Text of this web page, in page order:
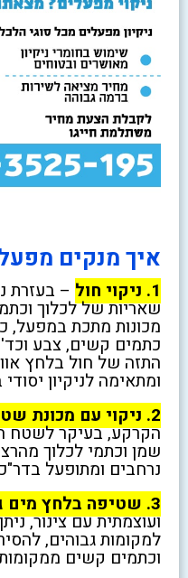
איך מנקים
1. ניקוי חול – בעזרת
שאריות של לכלוך
מכונות מתכת במפעל,
כתמים קשים, צבע
התזה של חול בלחץ
ומתאימה לניקיון
2. ניקוי עם מכונת שטיפה
הקרקע, בעיקר לשטח
שמן וכתמי לכלוך
נרחבים ומתופעל
3. שטיפה בלחץ מים גבוה
ועוצמתית עם צינור,
למקומות גבוהים,
וכתמים קשים